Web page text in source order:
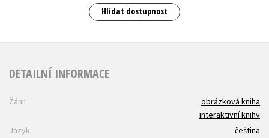
Hlídat dostupnost
DETAILNÍ INFORMACE
Žánr
obrázková kniha
interaktivní knihy
Jazyk
čeština